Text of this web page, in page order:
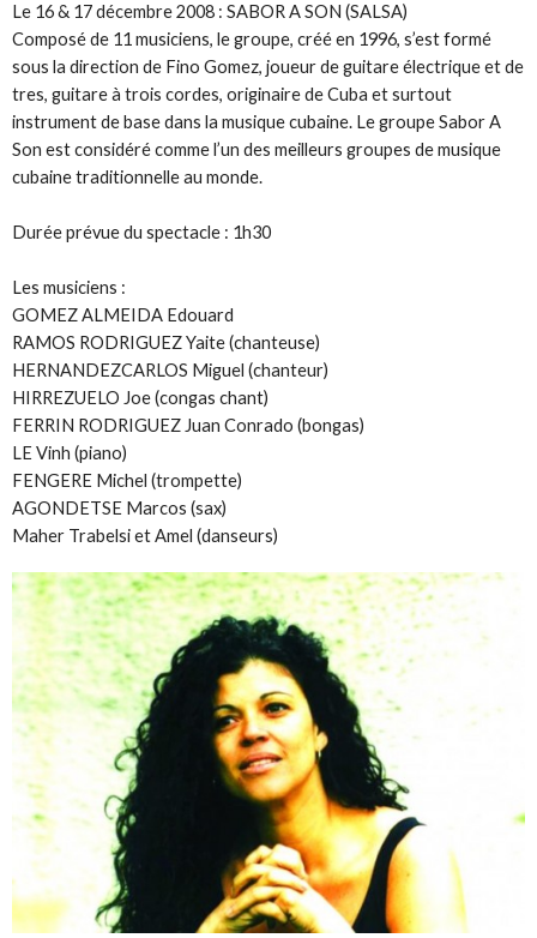
Le 16 & 17 décembre 2008 : SABOR A SON (SALSA)
Composé de 11 musiciens, le groupe, créé en 1996, s’est formé
sous la direction de Fino Gomez, joueur de guitare électrique et de
tres, guitare à trois cordes, originaire de Cuba et surtout
instrument de base dans la musique cubaine. Le groupe Sabor A
Son est considéré comme l’un des meilleurs groupes de musique
cubaine traditionnelle au monde.
Durée prévue du spectacle : 1h30
Les musiciens :
GOMEZ ALMEIDA Edouard
RAMOS RODRIGUEZ Yaite (chanteuse)
HERNANDEZCARLOS Miguel (chanteur)
HIRREZUELO Joe (congas chant)
FERRIN RODRIGUEZ Juan Conrado (bongas)
LE Vinh (piano)
FENGERE Michel (trompette)
AGONDETSE Marcos (sax)
Maher Trabelsi et Amel (danseurs)